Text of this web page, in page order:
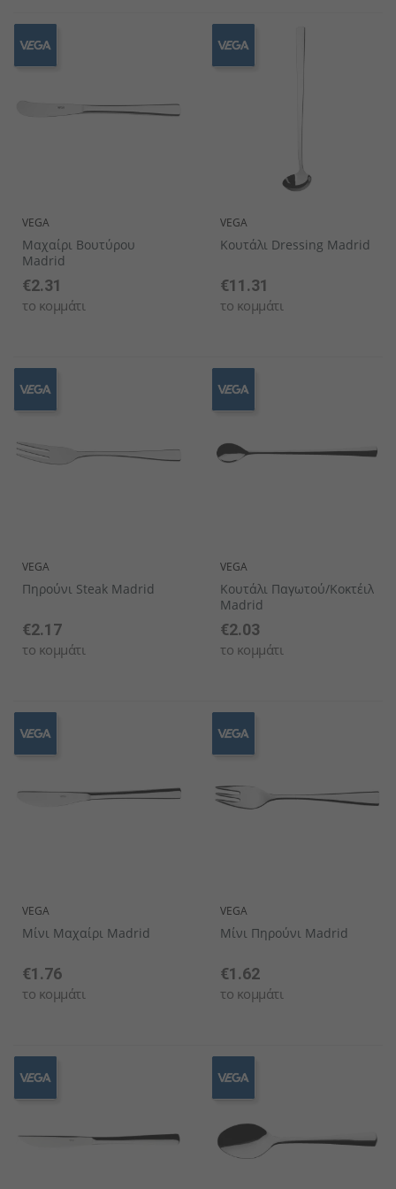
VEGA
Μαχαίρι Βουτύρου
Madrid
€2.31
το κομμάτι
VEGA
Κουτάλι Dressing Madrid
€11.31
το κομμάτι
VEGA
Πηρούνι Steak Madrid
€2.17
το κομμάτι
VEGA
Κουτάλι Παγωτού/κοκτέιλ
Madrid
€2.03
το κομμάτι
VEGA
Μίνι Μαχαίρι Madrid
€1.76
το κομμάτι
VEGA
Μίνι Πηρούνι Madrid
€1.62
το κομμάτι